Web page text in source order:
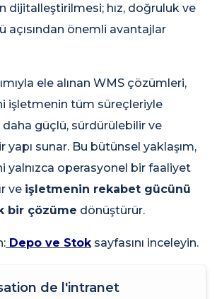
dijitalleştirilmesi; hız, doğruluk ve
açısından önemli avantajlar
ele alınan WMS çözümleri,
işletmenin tüm süreçleriyle
güçlü, sürdürülebilir ve
yapı sunar. Bu bütünsel yaklaşım,
yalnızca operasyonel bir faaliyet
ve işletmenin rekabet gücünü
bir çözüme dönüştürür.
Depo ve Stok sayfasını inceleyin.
de l'intranet